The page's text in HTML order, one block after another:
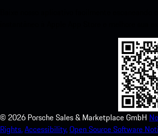
© 2026 Porsche Sales & Marketplace GmbH
Rights.Accessibility.Open Source Software